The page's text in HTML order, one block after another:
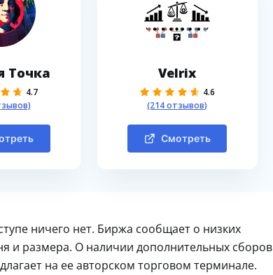
Точка
4.7
Velrix
4.6
(214 отзывов)
Смотреть
ничего нет. Биржа сообщает о низких
и размера. О наличии дополнительных сборов
на ее авторском торговом терминале.